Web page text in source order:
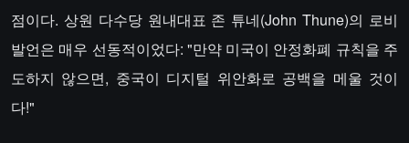
점이다. 상원 다수당 원내대표 존 튜네(John Thune)의 로비
발언은 매우 선동적이었다: "만약 미국이 안정화폐 규칙을 주
도하지 않으면, 중국이 디지털 위안화로 공백을 메울 것이
다!"